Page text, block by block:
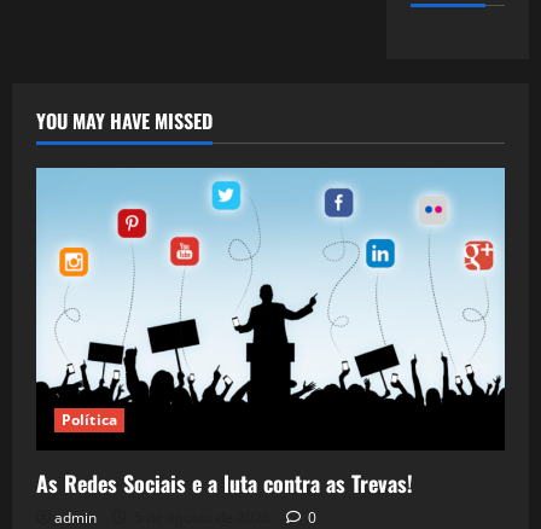
YOU MAY HAVE MISSED
Política
As Redes Sociais e a luta contra as Trevas!
admin 0